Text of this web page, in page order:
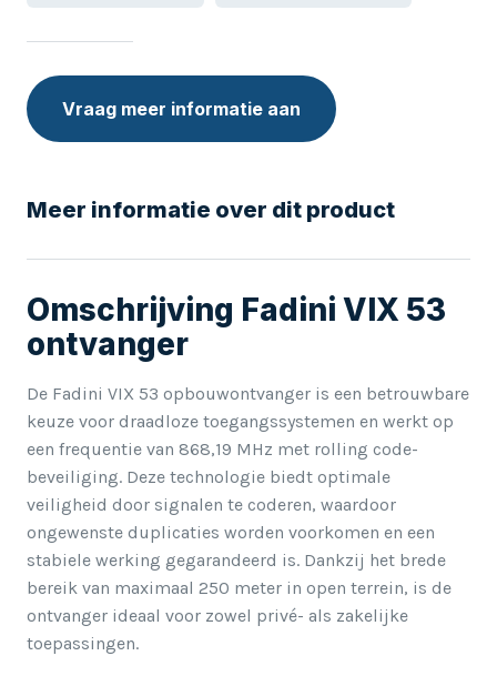
Vraag meer informatie aan
Meer informatie over dit product
Omschrijving Fadini VIX 53
ontvanger
De Fadini VIX 53 opbouwontvanger is een betrouwbare
keuze voor draadloze toegangssystemen en werkt op
een frequentie van 868,19 MHz met rolling code-
beveiliging. Deze technologie biedt optimale
veiligheid door signalen te coderen, waardoor
ongewenste duplicaties worden voorkomen en een
stabiele werking gegarandeerd is. Dankzij het brede
bereik van maximaal 250 meter in open terrein, is de
ontvanger ideaal voor zowel privé- als zakelijke
toepassingen.